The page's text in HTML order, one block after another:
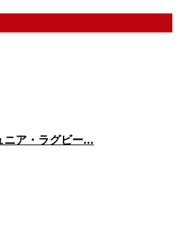
ア・ラグビー...